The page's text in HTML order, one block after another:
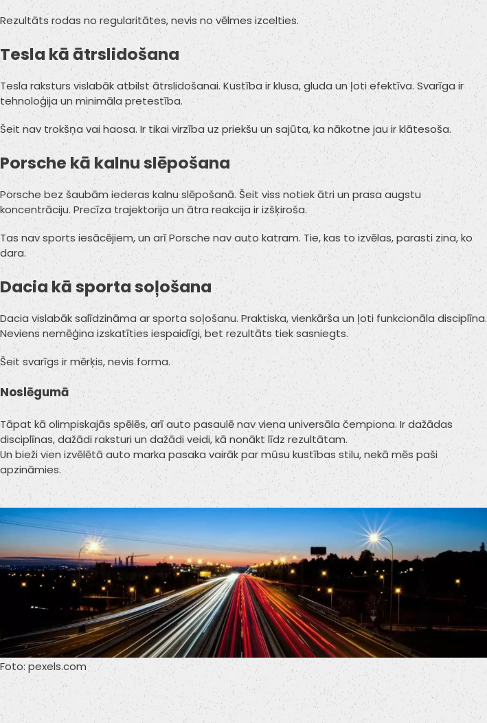
Rezultāts rodas no regularitātes, nevis no vēlmes izcelties.
Tesla kā ātrslidošana
Tesla raksturs vislabāk atbilst ātrslidošanai. Kustība ir klusa, gluda un ļoti efektīva. Svarīga ir
tehnoloģija un minimāla pretestība.
Šeit nav trokšņa vai haosa. Ir tikai virzība uz priekšu un sajūta, ka nākotne jau ir klātesoša.
Porsche kā kalnu slēpošana
Porsche bez šaubām iederas kalnu slēpošanā. Šeit viss notiek ātri un prasa augstu
koncentrāciju. Precīza trajektorija un ātra reakcija ir izšķiroša.
Tas nav sports iesācējiem, un arī Porsche nav auto katram. Tie, kas to izvēlas, parasti zina, ko
dara.
Dacia kā sporta soļošana
Dacia vislabāk salīdzināma ar sporta soļošanu. Praktiska, vienkārša un ļoti funkcionāla disciplīna.
Neviens nemēģina izskatīties iespaidīgi, bet rezultāts tiek sasniegts.
Šeit svarīgs ir mērķis, nevis forma.
Noslēgumā
Tāpat kā olimpiskajās spēlēs, arī auto pasaulē nav viena universāla čempiona. Ir dažādas
disciplīnas, dažādi raksturi un dažādi veidi, kā nonākt līdz rezultātam.
Un bieži vien izvēlētā auto marka pasaka vairāk par mūsu kustības stilu, nekā mēs paši
apzināmies.
Foto: pexels.com